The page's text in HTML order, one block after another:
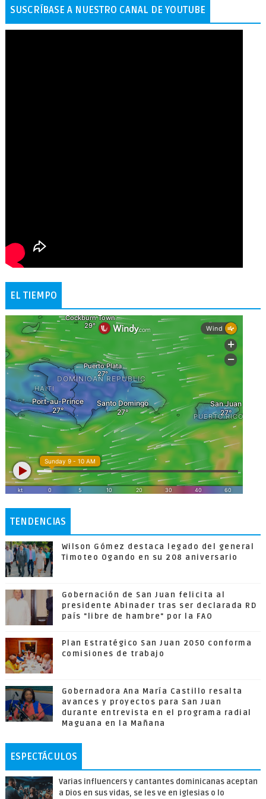
SUSCRÍBASE A NUESTRO CANAL DE YOUTUBE
EL TIEMPO
TENDENCIAS
Wilson Gómez destaca legado del general
Timoteo Ogando en su 208 aniversario
Gobernación de San Juan felicita al
presidente Abinader tras ser declarada RD
país "libre de hambre" por la FAO
Plan Estratégico San Juan 2050 conforma
comisiones de trabajo
Gobernadora Ana María Castillo resalta
avances y proyectos para San Juan
durante entrevista en el programa radial
Maguana en la Mañana
ESPECTÁCULOS
Varias influencers y cantantes dominicanas aceptan
a Dios en sus vidas, se les ve en iglesias o lo